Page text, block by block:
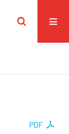
PDF